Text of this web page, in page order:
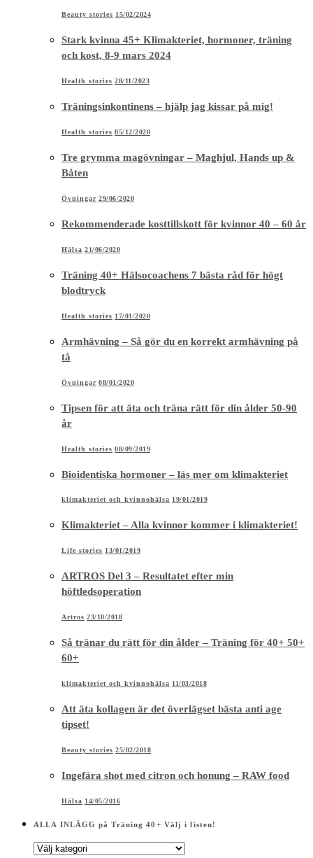
Beauty stories 15/02/2024
Stark kvinna 45+ Klimakteriet, hormoner, träning
och kost, 8-9 mars 2024
Health stories 28/11/2023
Träningsinkontinens – hjälp jag kissar på mig!
Health stories 05/12/2020
Tre grymma magövningar – Maghjul, Hands up &
Båten
Övningar 29/06/2020
Rekommenderade kosttillskott för kvinnor 40 – 60 år
Hälsa 21/06/2020
Träning 40+ Hälsocoachens 7 bästa råd för högt
blodtryck
Health stories 17/01/2020
Armhävning – Så gör du en korrekt armhävning på
tå
Övningar 08/01/2020
Tipsen för att äta och träna rätt för din ålder 50-90
år
Health stories 08/09/2019
Bioidentiska hormoner – läs mer om klimakteriet
klimakteriet och kvinnohälsa 19/01/2019
Klimakteriet – Alla kvinnor kommer i klimakteriet!
Life stories 13/01/2019
ARTROS Del 3 – Resultatet efter min
höftledsoperation
Artros 23/10/2018
Så tränar du rätt för din ålder – Träning för 40+ 50+
60+
klimakteriet och kvinnohälsa 11/03/2018
Att äta kollagen är det överlägset bästa anti age
tipset!
Beauty stories 25/02/2018
Ingefära shot med citron och honung – RAW food
Hälsa 14/05/2016
ALLA INLÄGG på Träning 40+ Välj i listen!
ALLA